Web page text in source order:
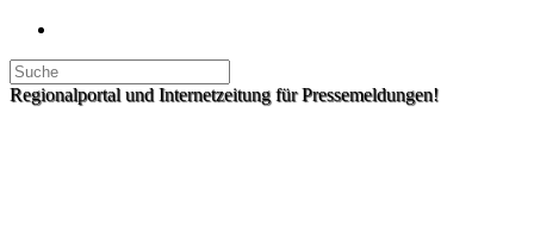
Regionalportal und Internetzeitung für Pressemeldungen!